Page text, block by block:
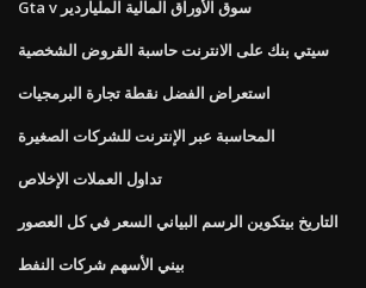
Gta v سوق الأوراق المالية الملياردير
سيتي بنك على الانترنت حاسبة القروض الشخصية
استعراض الفضل نقطة تجارة البرمجيات
المحاسبة عبر الإنترنت للشركات الصغيرة
تداول العملات الإخلاص
التاريخ بيتكوين الرسم البياني السعر في كل العصور
بيني الأسهم شركات النفط